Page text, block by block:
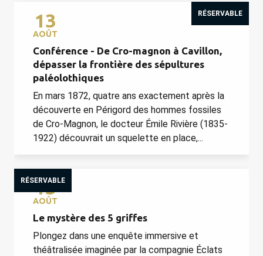
13
AOÛT
Conférence - De Cro-magnon à Cavillon,
dépasser la frontière des sépultures
paléolothiques
En mars 1872, quatre ans exactement après la
découverte en Périgord des hommes fossiles
de Cro-Magnon, le docteur Émile Rivière (1835-
1922) découvrait un squelette en place,...
RÉSERVABLE
13
AOÛT
Le mystère des 5 griffes
Plongez dans une enquête immersive et
théâtralisée imaginée par la compagnie Éclats
RÉSERVABLE